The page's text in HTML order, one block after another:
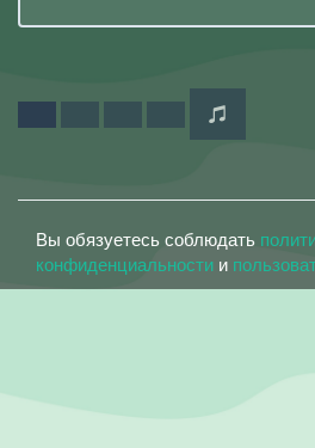
Вы обязуетесь соблюдать
конфиденциальности и